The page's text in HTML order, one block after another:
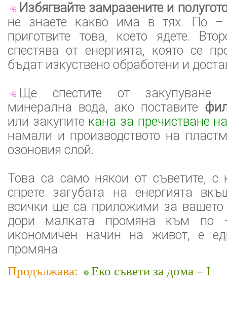
Избягвайте замразените и
не знаете какво има в тях. По
приготвите това, което ядете.
спестява от енергията, която се
бъдат изкуствено обработени и
Ще спестите от закупуване
минерална вода, ако поставите
или закупите кана за пречистване
намали и производството на
озоновия слой.
Това са само някои от съветите, с
спрете загубата на енергията
всички ще са приложими за вашето
дори малката промяна към по
икономичен начин на живот, е
промяна.
Продължава: Еко съвети за дома – I